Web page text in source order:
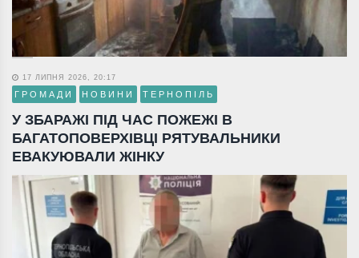
17 ЛИПНЯ 2026, 20:17
ГРОМАДИ НОВИНИ ТЕРНОПІЛЬ
У ЗБАРАЖІ ПІД ЧАС ПОЖЕЖІ В
БАГАТОПОВЕРХІВЦІ РЯТУВАЛЬНИКИ
ЕВАКУЮВАЛИ ЖІНКУ